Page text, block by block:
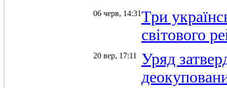
06 черв, 14:31Три
світового
20 вер, 17:11
Уряд